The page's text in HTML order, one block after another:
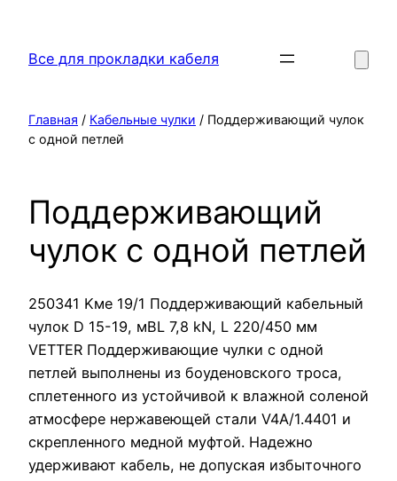
содержимому
Все для прокладки кабеля
Главная / Кабельные чулки / Поддерживающий чулок
с одной петлей
Поддерживающий
чулок с одной петлей
250341 Kмe 19/1 Поддерживающий кабельный
чулок D 15-19, мBL 7,8 kN, L 220/450 мм
VETTER Поддерживающие чулки с одной
петлей выполнены из боуденовского троса,
сплетенного из устойчивой к влажной соленой
атмосфере нержавеющей стали V4A/1.4401 и
скрепленного медной муфтой. Надежно
удерживают кабель, не допуская избыточного